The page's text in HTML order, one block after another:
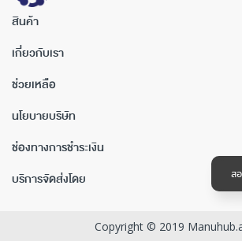
สินค้า
เกี่ยวกับเรา
ช่วยเหลือ
นโยบายบริษัท
ช่องทางการชำระเงิน
บริการจัดส่งโดย
Copyright © 2019
ส